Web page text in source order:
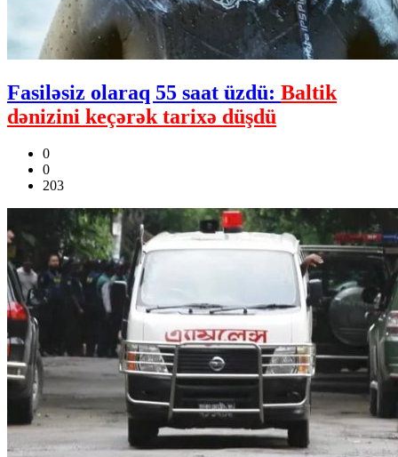
Fasiləsiz olaraq 55 saat üzdü: Baltik
dənizini keçərək tarixə düşdü
0
0
203